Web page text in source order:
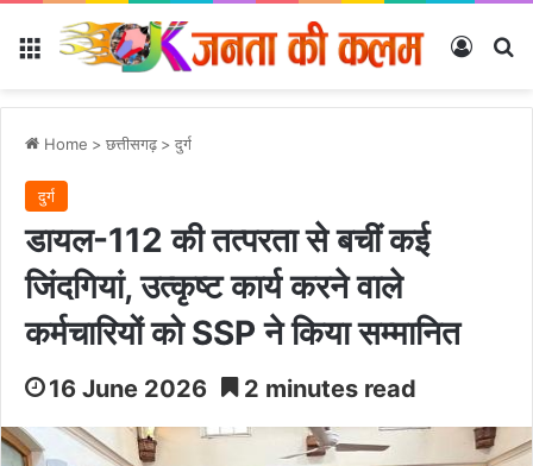
Menu Log In
Home > छत्तीसगढ़ > दुर्ग
दुर्ग
डायल-112 की तत्परता से बचीं कई
जिंदगियां, उत्कृष्ट कार्य करने वाले
कर्मचारियों को SSP ने किया सम्मानित
16 June 2026 2 minutes read